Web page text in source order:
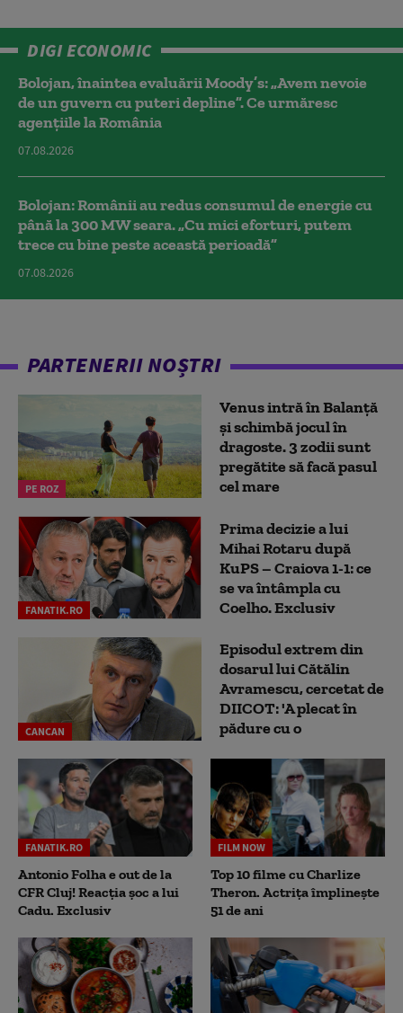
DIGI ECONOMIC
Bolojan, înaintea evaluării Moody’s: „Avem nevoie
de un guvern cu puteri depline”. Ce urmăresc
agențiile la România
07.08.2026
Bolojan: Românii au redus consumul de energie cu
până la 300 MW seara. „Cu mici eforturi, putem
trece cu bine peste această perioadă”
07.08.2026
PARTENERII NOȘTRI
PE ROZ
Venus intră în Balanță
și schimbă jocul în
dragoste. 3 zodii sunt
pregătite să facă pasul
cel mare
FANATIK.RO
Prima decizie a lui
Mihai Rotaru după
KuPS – Craiova 1-1: ce
se va întâmpla cu
Coelho. Exclusiv
CANCAN
Episodul extrem din
dosarul lui Cătălin
Avramescu, cercetat de
DIICOT: 'A plecat în
pădure cu o
FANATIK.RO
Antonio Folha e out de la
CFR Cluj! Reacția șoc a lui
Cadu. Exclusiv
FILM NOW
Top 10 filme cu Charlize
Theron. Actrița împlinește
51 de ani